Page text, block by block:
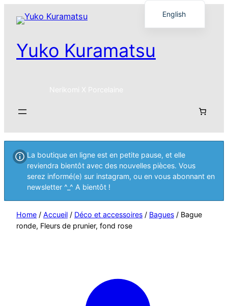
Yuko Kuramatsu
Nerikomi X Porcelaine
La boutique en ligne est en petite pause, et elle
reviendra bientôt avec des nouvelles pièces. Vous
serez informé(e) sur instagram, ou en vous abonnant en
newsletter ^_^ A bientôt !
Home / Accueil / Déco et accessoires / Bagues / Bague
ronde, Fleurs de prunier, fond rose
English